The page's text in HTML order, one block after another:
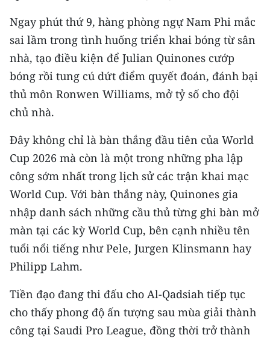
Media Xã hội
Media Pháp luật
Media Du lịch
Media Thế giới
Media Thể thao
Media Giáo dục
Media Y tế
Media Khoa học - Công nghệ
Media Môi trường
Ảnh
TIN MỚI
Ngay phút thứ 9, hàng phòng ngự Nam Phi mắc
sai lầm trong tình huống triển khai bóng từ sân
nhà, tạo điều kiện để Julian Quinones cướp
bóng rồi tung cú dứt điểm quyết đoán, đánh bại
thủ môn Ronwen Williams, mở tỷ số cho đội
chủ nhà.
Đây không chỉ là bàn thắng đầu tiên của World
Cup 2026 mà còn là một trong những pha lập
công sớm nhất trong lịch sử các trận khai mạc
World Cup. Với bàn thắng này, Quinones gia
nhập danh sách những cầu thủ từng ghi bàn mở
màn tại các kỳ World Cup, bên cạnh nhiều tên
tuổi nổi tiếng như Pele, Jurgen Klinsmann hay
Philipp Lahm.
Tiền đạo đang thi đấu cho Al-Qadsiah tiếp tục
cho thấy phong độ ấn tượng sau mùa giải thành
công tại Saudi Pro League, đồng thời trở thành